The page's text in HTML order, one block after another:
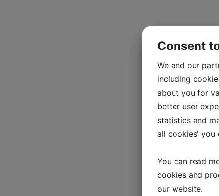
Consent
We and our
including
about you for
better user
statistics and
all cookies' you
You can read
cookies and
our website.